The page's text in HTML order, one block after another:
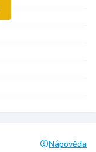
Nápověda